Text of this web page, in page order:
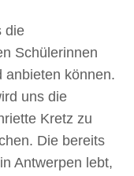
die
Schülerinnen
anbieten können.
uns die
Kretz zu
Die bereits
Antwerpen lebt,